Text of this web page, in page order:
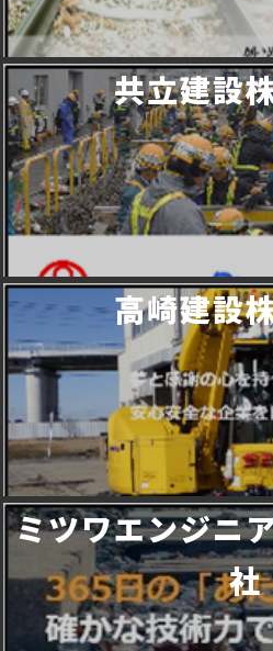
共立建設
高崎建設
ミツワエンジニ
社